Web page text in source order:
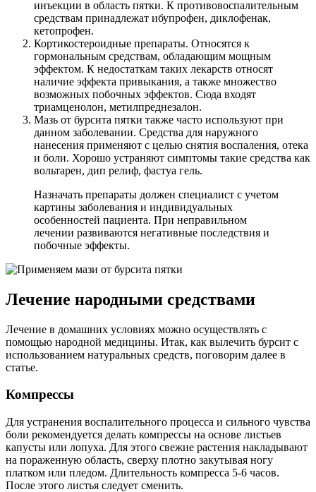
инъекции в область пятки. К противовоспалительным
средствам принадлежат ибупрофен, диклофенак,
кетопрофен.
Кортикостероидные препараты. Относятся к
гормональным средствам, обладающим мощным
эффектом. К недостаткам таких лекарств относят
наличие эффекта привыкания, а также множество
возможных побочных эффектов. Сюда входят
триамценолон, метилпреднезалон.
Мазь от бурсита пятки также часто используют при
данном заболевании. Средства для наружного
нанесения применяют с целью снятия воспаления, отека
и боли. Хорошо устраняют симптомы такие средства как
вольтарен, дип релиф, фастуа гель.
Назначать препараты должен специалист с учетом
картины заболевания и индивидуальных
особенностей пациента. При неправильном
лечении развиваются негативные последствия и
побочные эффекты.
Лечение народными средствами
Лечение в домашних условиях можно осуществлять с
помощью народной медицины. Итак, как вылечить бурсит с
использованием натуральных средств, поговорим далее в
статье.
Компрессы
Для устранения воспалительного процесса и сильного чувства
боли рекомендуется делать компрессы на основе листьев
капусты или лопуха. Для этого свежие растения накладывают
на пораженную область, сверху плотно закутывая ногу
платком или пледом. Длительность компресса 5-6 часов.
После этого листья следует сменить.